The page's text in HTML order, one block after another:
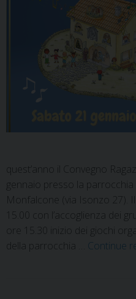
quest’anno il Convegno
gennaio presso la parrocchia
Monfalcone (via Isonzo 27).
15.00 con l’accoglienza dei
ore 15.30 inizio dei giochi
della parrocchia … Continue